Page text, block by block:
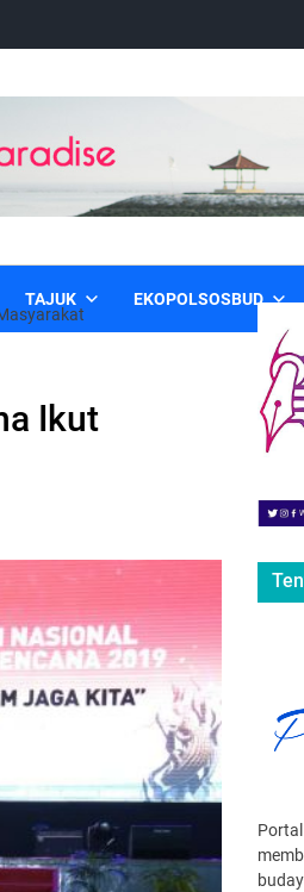
TAJUK EKOPOLSOSBUD
Ikut